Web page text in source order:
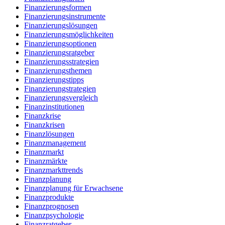
Finanzierungsformen
Finanzierungsinstrumente
Finanzierungslösungen
Finanzierungsmöglichkeiten
Finanzierungsoptionen
Finanzierungsratgeber
Finanzierungsstrategien
Finanzierungsthemen
Finanzierungstipps
Finanzierungstrategien
Finanzierungsvergleich
Finanzinstitutionen
Finanzkrise
Finanzkrisen
Finanzlösungen
Finanzmanagement
Finanzmarkt
Finanzmärkte
Finanzmarkttrends
Finanzplanung
Finanzplanung für Erwachsene
Finanzprodukte
Finanzprognosen
Finanzpsychologie